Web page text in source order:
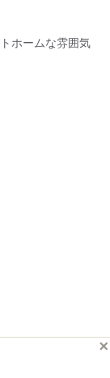
ホームな雰囲気